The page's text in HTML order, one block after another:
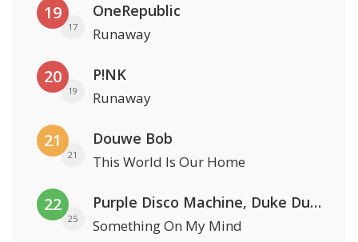
19
17
OneRepublic
Runaway
20
19
P!NK
Runaway
21
21
Douwe Bob
This World Is Our Home
22
25
Purple Disco Machine, Duke Dumont & Nothing But Thieves
Something On My Mind